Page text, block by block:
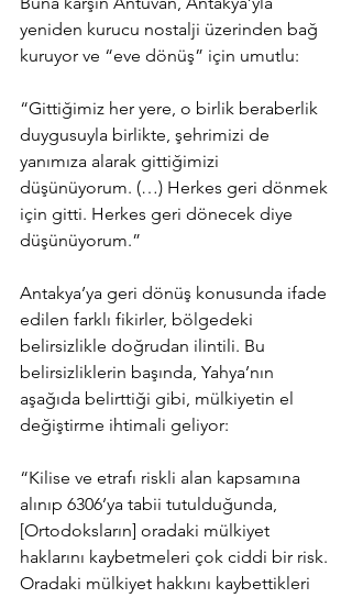
yeniden kurucu nostalji üzerinden bağ
kuruyor ve “eve dönüş” için umutlu:
“Gittiğimiz her yere, o birlik beraberlik
duygusuyla birlikte, şehrimizi de
yanımıza alarak gittiğimizi
düşünüyorum. (…) Herkes geri dönmek
için gitti. Herkes geri dönecek diye
düşünüyorum.”
Antakya’ya geri dönüş konusunda ifade
edilen farklı fikirler, bölgedeki
belirsizlikle doğrudan ilintili. Bu
belirsizliklerin başında, Yahya’nın
aşağıda belirttiği gibi, mülkiyetin el
değiştirme ihtimali geliyor:
“Kilise ve etrafı riskli alan kapsamına
alınıp 6306’ya tabii tutulduğunda,
[Ortodoksların] oradaki mülkiyet
haklarını kaybetmeleri çok ciddi bir risk.
Oradaki mülkiyet hakkını kaybettikleri